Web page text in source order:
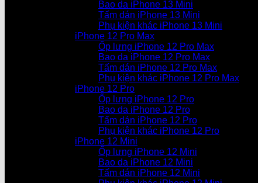
Bao da iPhone 13 Mini
Tấm dán iPhone 13 Mini
Phụ kiện khác iPhone 13 Mini
iPhone 12 Pro Max
Ốp lưng iPhone 12 Pro Max
Bao da iPhone 12 Pro Max
Tấm dán iPhone 12 Pro Max
Phụ kiện khác iPhone 12 Pro Max
iPhone 12 Pro
Ốp lưng iPhone 12 Pro
Bao da iPhone 12 Pro
Tấm dán iPhone 12 Pro
Phụ kiện khác iPhone 12 Pro
iPhone 12 Mini
Ốp lưng iPhone 12 Mini
Bao da iPhone 12 Mini
Tấm dán iPhone 12 Mini